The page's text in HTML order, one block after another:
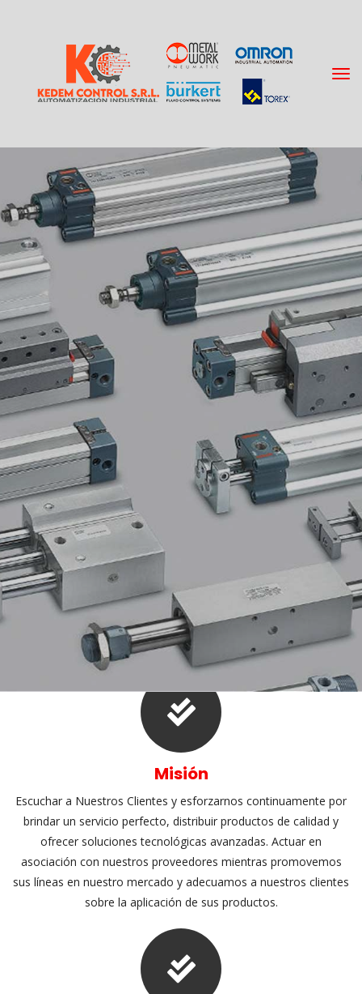
Misión
Escuchar a Nuestros Clientes y esforzarnos continuamente por
brindar un servicio perfecto, distribuir productos de calidad y
ofrecer soluciones tecnológicas avanzadas. Actuar en
asociación con nuestros proveedores mientras promovemos
us líneas en nuestro mercado y adecuamos a nuestros clientes
obre la aplicación de sus productos.